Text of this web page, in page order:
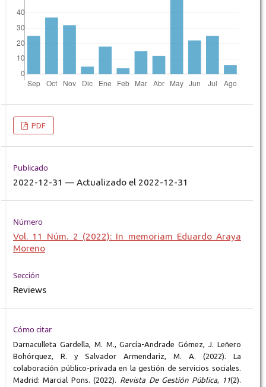
PDF
Publicado
2022-12-31 — Actualizado el 2022-12-31
Número
Vol. 11 Núm. 2 (2022): In memoriam Eduardo Araya
Moreno
Sección
Reviews
Cómo citar
Darnaculleta Gardella, M. M., García-Andrade Gómez, J. Leñero
Bohórquez, R. y Salvador Armendariz, M. A. (2022). La
colaboración público-privada en la gestión de servicios sociales.
Madrid: Marcial Pons. (2022). Revista De Gestión Pública, 11(2).